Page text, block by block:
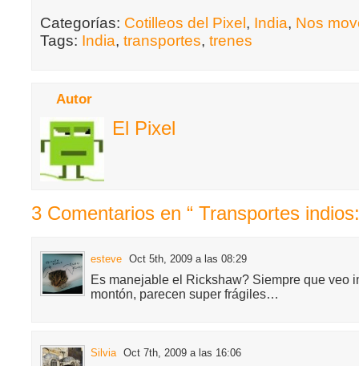
Categorías: Cotilleos del Pixel , India, Nos
Tags: India, transportes, trenes
Autor
El Pixel
3 Comentarios en “ Transportes
esteve Oct 5th, 2009 a las 08:29
Es manejable el Rickshaw? Siempre que veo
montón, parecen super frágiles…
Silvia Oct 7th, 2009 a las 16:06